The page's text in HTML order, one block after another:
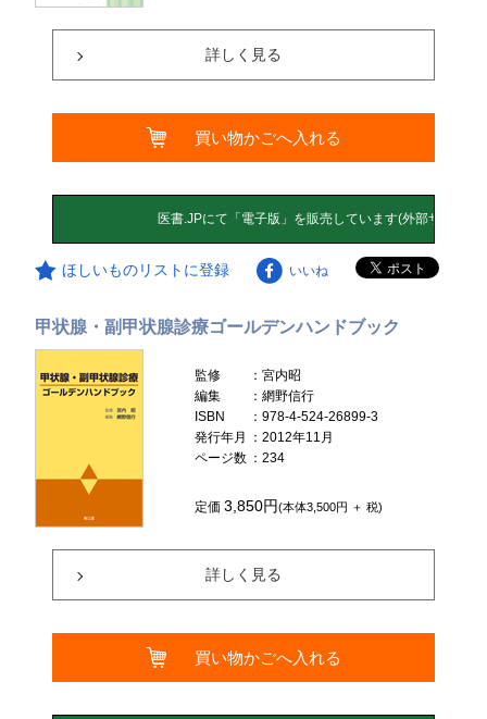
詳しく見る
買い物かごへ入れる
ほしいものリストに登録 いいね
甲状腺・副甲状腺診療ゴールデンハンドブック
監修
：宮内昭
編集
：網野信行
ISBN
：978-4-524-26899-3
発行年月
：2012年11月
ページ数 ：234
定価3,850円(本体3,500円 ＋ 税)
詳しく見る
買い物かごへ入れる